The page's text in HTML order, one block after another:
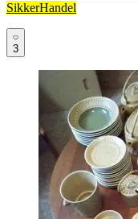
SikkerHandel
3